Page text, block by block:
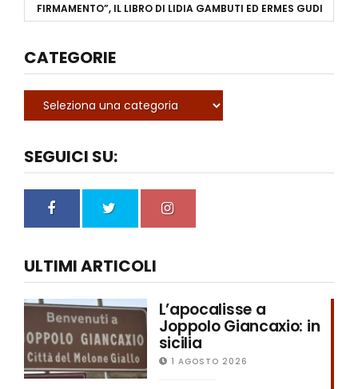
FIRMAMENTO”, IL LIBRO DI LIDIA GAMBUTI ED ERMES GUDI
CATEGORIE
SEGUICI SU:
ULTIMI ARTICOLI
L’apocalisse a
Joppolo Giancaxio: in
sicilia
1 AGOSTO 2026